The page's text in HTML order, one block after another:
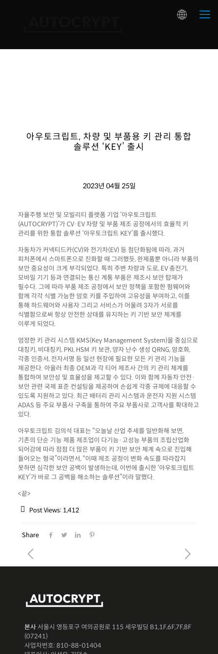
아우토크립트, 차량 및 부품용 키 관리 통합
솔루션 ‘KEY’ 출시
2023년 04월 25일
자율주행 보안 및 모빌리티 플랫폼 기업 ‘아우토크립트
(AUTOCRYPT)’가 CV·EV 차량 및 부품 제조 공정에서의 효율적 키
관리를 위한 통합 솔루션 ‘아우토크립트 KEY’를 출시했다.
자동차가 커넥티드카(CV)와 전기차(EV) 등 첨단화됨에 따라, 과거
피처폰에서 스마트폰으로 진화할 때 그러했듯, 완제품뿐 아니라 부품의
보안 중요성이 크게 부각되었다. 특히 주변 차량과 도로, EV 충전기,
모바일 기기 등과 연결되는 통신 계통 부품은 제조시 보안 탑재가
필수다. 그에 따라 부품 제조 공정에서 보안 정책을 포함한 펌웨어와
함께 각각 식별 가능한 암호 키를 주입하여 고유성을 부여하고, 이를
통해 하드웨어와 사용자 그리고 서비스가 어울려 3자가 서로를
식별함으로써 항상 안전한 상태를 유지하는 키 기반 보안 체계를
이루게 되었다.
엄정한 키 관리 시스템 KMS(Key Management System)을 중심으로
대칭키, 비대칭키, PKI, HSM 키 보관, 양자 난수 생성 QRNG, 암호화,
각종 인증서, 전자서명 등 일선 현장에 필요한 모든 키 관리 기능을
제공한다. 아울러 최종 OEM과 각 티어 제조사 간의 키 관리 체계를
통합하여 보안성 및 효율성을 제고할 수 있다. 이와 함께 자동차 안전·
보안 관련 국제 표준 컨설팅을 제공하여 손쉽게 각종 규제에 대응할 수
있도록 지원하고 있다. 최근 배터리 관리 시스템과 운전자 지원 시스템
ADAS 등 주요 부품사 구축을 통하여 주요 부품사로 고객사를 확대하고
있다.
아우토크립트 김의석 대표는 “오늘날 산업 추세를 일반화해 보면,
기존의 단순 기능 제품 제조업이 다기능·고성능 부품의 조립산업화
되어감에 따라 점점 더 많은 부품이 키 기반 보안 체계 속으로 진입해
들어오는 형국”이라면서, “이때 제조 공정이 변화 속도를 따라잡지
못하면 심각한 보안 공백이 발생하는데, 이번에 출시한 ‘아우토크립트
KEY’가 바로 그 공백을 해소하는 솔루션”이라 말했다.
<끝>
Post Views: 1,412
Share
본사 서울시 영등포구 여의공원로 115 세우빌딩 B1,1F,6F,7F,8F
(07241)
사업자번호: 810-88-01404